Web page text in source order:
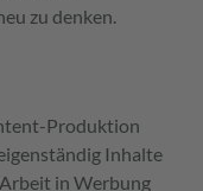
zu denken.
Produktion
Inhalte
in Werbung